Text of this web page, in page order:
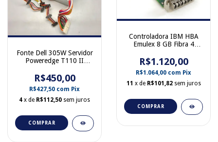
Fonte Dell 305W Servidor
Poweredge T110 II
R$450,00
R$427,50 com Pix
4 x de R$112,50 sem juros
COMPRAR
Controladora IBM HBA
Emulex 8 GB Fibra 4
Baixo
R$1.120,00
R$1.064,00 com Pix
11 x de R$101,82 sem juros
COMPRAR